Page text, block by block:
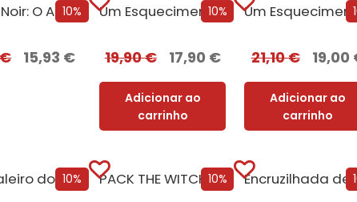
10%
Lisboa Noir: O Ano Negro de 1929 [Edição Autografada]
€ 15,93 €
10%
Um Esquecimento Sombrio
19,90€ 17,90 €
Adicionar ao
carrinho
21,10€ 19,00
Adicionar ao
carrinho
10%
O Cavaleiro dos Sete Reinos [Nova Edição] com EDGES 10%
PACK THE WITCHER – Oferta de A Torre dos Loucos